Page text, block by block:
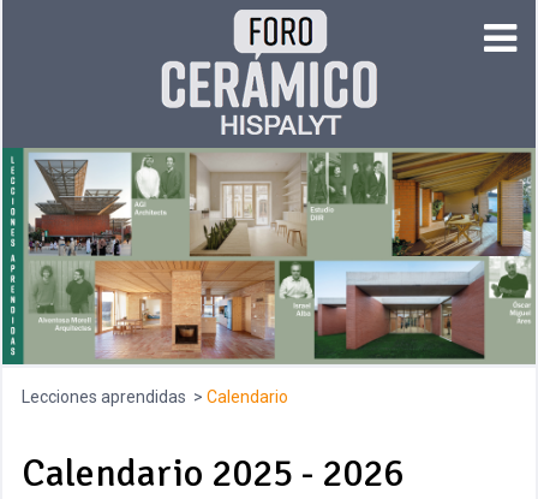
Lecciones aprendidas Calendario
Calendario 2025 - 2026